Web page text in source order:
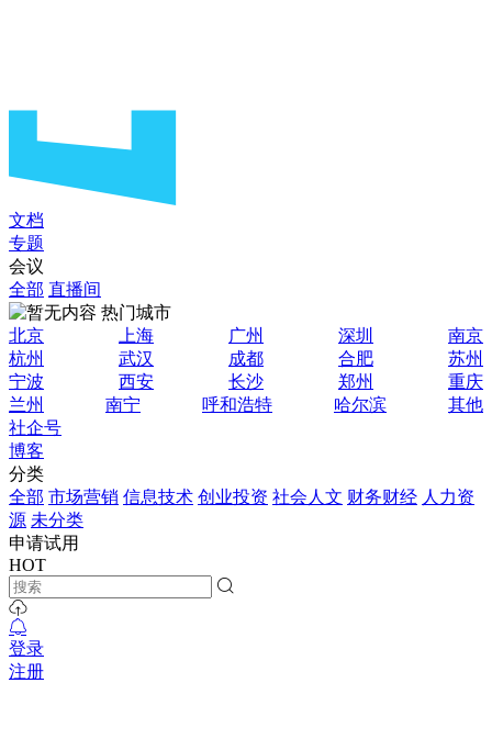
文档
专题
会议
全部 直播间
热门城市
北京
上海 广州 深圳
南京
杭州
武汉 成都 合肥
苏州
宁波
西安 长沙 郑州
重庆
兰州
南宁 呼和浩特 哈尔滨
其他
社企号
博客
分类
全部 市场营销 信息技术 创业投资 社会人文 财务财经 人力资
源 未分类
申请试用
HOT
登录
注册